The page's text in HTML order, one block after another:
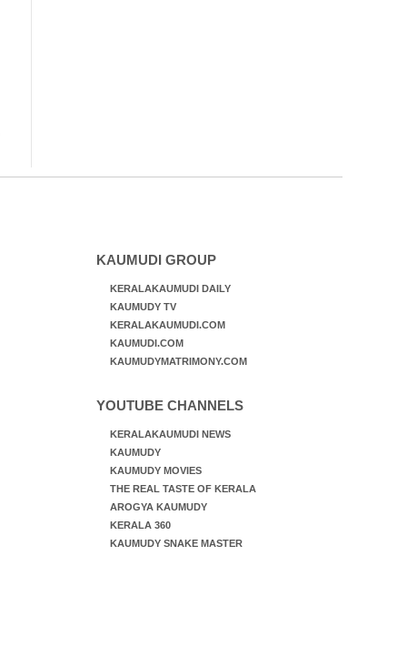
KAUMUDI GROUP
KERALAKAUMUDI DAILY
KAUMUDY TV
KERALAKAUMUDI.COM
KAUMUDI.COM
KAUMUDYMATRIMONY.COM
YOUTUBE CHANNELS
KERALAKAUMUDI NEWS
KAUMUDY
KAUMUDY MOVIES
THE REAL TASTE OF KERALA
AROGYA KAUMUDY
KERALA 360
KAUMUDY SNAKE MASTER